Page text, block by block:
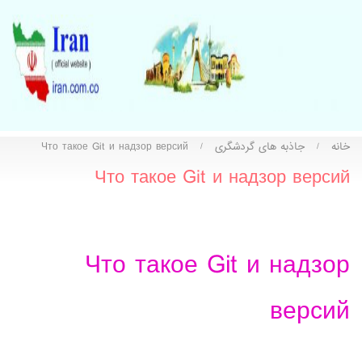
خانه / جاذبه های گردشگری /
Что такое Git и надзор версий
Что такое Git и надзор версий
Что такое Git и надзор
версий